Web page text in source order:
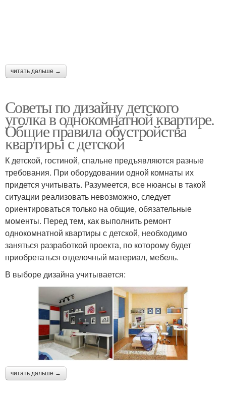
читать дальше →
Советы по дизайну детского
уголка в однокомнатной квартире.
Общие правила обустройства
квартиры с детской
К детской, гостиной, спальне предъявляются разные
требования. При оборудовании одной комнаты их
придется учитывать. Разумеется, все нюансы в такой
ситуации реализовать невозможно, следует
ориентироваться только на общие, обязательные
моменты. Перед тем, как выполнить ремонт
однокомнатной квартиры с детской, необходимо
заняться разработкой проекта, по которому будет
приобретаться отделочный материал, мебель.
В выборе дизайна учитывается:
читать дальше →